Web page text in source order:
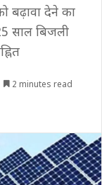
बढ़ावा देने का
साल बिजली
2 minutes read